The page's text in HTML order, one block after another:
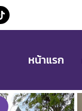
หน้าแรก